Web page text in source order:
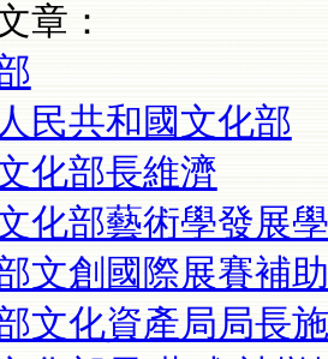
章：
民共和國文化部
化部長維濟
化部藝術學發展
文創國際展賽補
文化資產局局長